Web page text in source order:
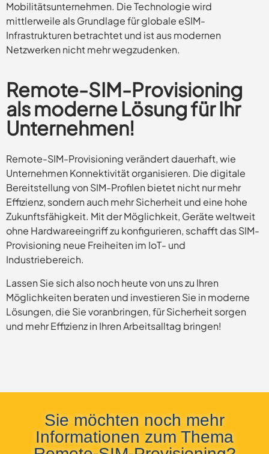
Mobilitätsunternehmen. Die Technologie wird
mittlerweile als Grundlage für globale eSIM-
Infrastrukturen betrachtet und ist aus modernen
Netzwerken nicht mehr wegzudenken.
Remote-SIM-Provisioning
als moderne Lösung für Ihr
Unternehmen!
Remote-SIM-Provisioning verändert dauerhaft, wie
Unternehmen Konnektivität organisieren. Die digitale
Bereitstellung von SIM-Profilen bietet nicht nur mehr
Effizienz, sondern auch mehr Sicherheit und eine hohe
Zukunftsfähigkeit. Mit der Möglichkeit, Geräte weltweit
ohne Hardwareeingriff zu konfigurieren, schafft das SIM-
Provisioning neue Freiheiten im IoT- und
Industriebereich.
Lassen Sie sich also noch heute von uns zu Ihren
Möglichkeiten beraten und investieren Sie in moderne
Lösungen, die Sie voranbringen, für Sicherheit sorgen
und mehr Effizienz in Ihren Arbeitsalltag bringen!
Sie möchten noch mehr
Informationen zum Thema